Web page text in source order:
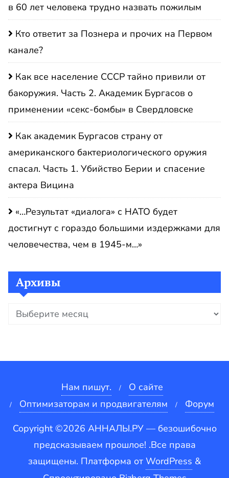
в 60 лет человека трудно назвать пожилым
Кто ответит за Познера и прочих на Первом
канале?
Как все население СССР тайно привили от
бакоружия. Часть 2. Академик Бургасов о
применении «секс-бомбы» в Свердловске
Как академик Бургасов страну от
американского бактериологического оружия
спасал. Часть 1. Убийство Берии и спасение
актера Вицина
«…Результат «диалога» с НАТО будет
достигнут с гораздо большими издержками для
человечества, чем в 1945-м…»
Архивы
Архивы
Нам пишут.
О сайте
Оптимизаторам и продвигателям
Форум
Copyright ©2026 АННАЛЫ.РУ — безошибочно
предсказываем прошлое! .Все права
защищены. Платформа от WordPress &